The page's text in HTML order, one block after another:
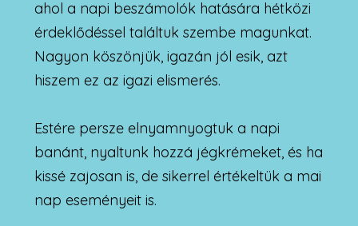
ahol a napi beszámolók hatására hétközi
érdeklődéssel találtuk szembe magunkat.
Nagyon köszönjük, igazán jól esik, azt
hiszem ez az igazi elismerés.
Estére persze elnyamnyogtuk a napi
banánt, nyaltunk hozzá jégkrémeket, és ha
kissé zajosan is, de sikerrel értékeltük a mai
nap eseményeit is.